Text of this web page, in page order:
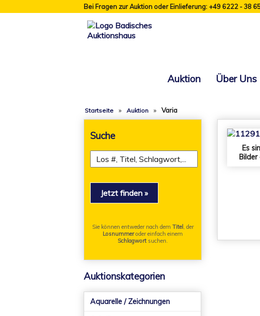
Bei Fragen zur Auktion oder Einlieferung: +49 6222 - 38
Auktion Über Uns
Startseite » Auktion » Varia
Suche
Jetzt finden »
Sie können entweder nach dem Titel , der
Losnummeroder einfach einem
Schlagwort suchen.
Auktionskategorien
Aquarelle / Zeichnungen
Es